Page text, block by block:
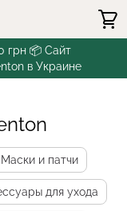
грн 📦 Сайт
в Украине
Маски и патчи
для ухода